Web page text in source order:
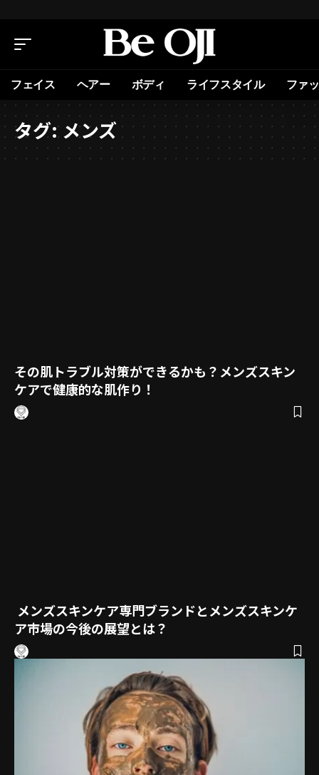
フェイス ヘアー ボディ ライフスタイル ファ
タグ:メンズ
その肌トラブル対策ができるかも？メンズスキン
ケアで健康的な肌作り！
メンズスキンケア専門ブランドとメンズスキンケ
ア市場の今後の展望とは？